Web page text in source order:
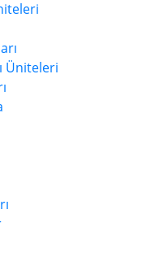
Üniteleri